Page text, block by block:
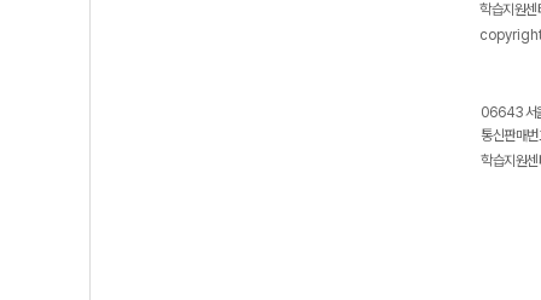
학습지원
06643 서
통신판매
학습지원